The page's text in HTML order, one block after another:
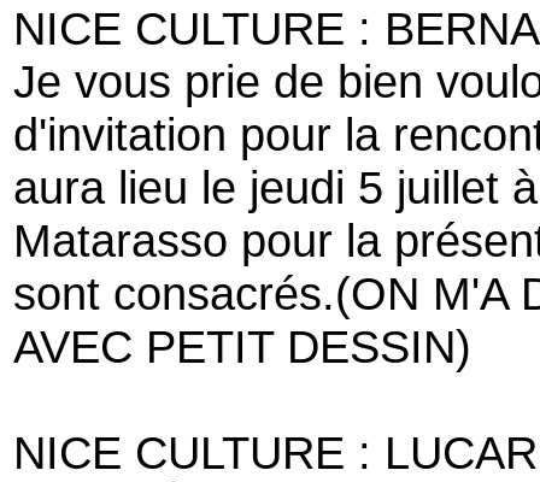
NICE CULTURE :
Je vous prie de bien
d'invitation pour la
aura lieu le jeudi 5 juillet
Matarasso pour la
sont consacrés.(ON M'A
AVEC PETIT DESSIN)
NICE CULTURE :